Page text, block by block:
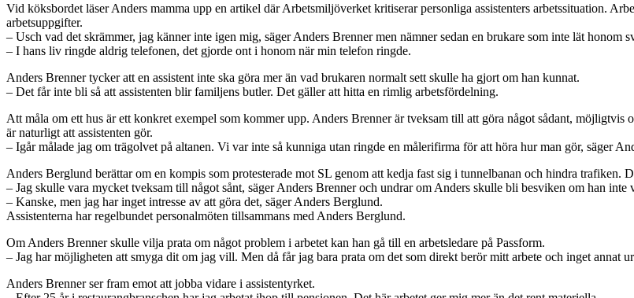
Vid köksbordet läser Anders mamma upp en artikel där Arbetsmiljöverket kritiserar personliga assistenters arbetssituation.
arbetsuppgifter.
– Usch vad det skrämmer, jag känner inte igen mig, säger Anders Brenner men nämner sedan en brukare som inte lät honom
– I hans liv ringde aldrig telefonen, det gjorde ont i honom när min telefon ringde.
Anders Brenner tycker att en assistent inte ska göra mer än vad brukaren normalt sett skulle ha gjort om han kunnat.
– Det får inte bli så att assistenten blir familjens butler. Det gäller att hitta en rimlig arbetsfördelning.
Att måla om ett hus är ett konkret exempel som kommer upp. Anders Brenner är tveksam till att göra något sådant,
är naturligt att assistenten gör.
– Igår målade jag om trägolvet på altanen. Vi var inte så kunniga utan ringde en målerifirma för att höra hur man gör, säger
Anders Berglund berättar om en kompis som protesterade mot SL genom att kedja fast sig i tunnelbanan och hindra trafiken.
– Jag skulle vara mycket tveksam till något sånt, säger Anders Brenner och undrar om Anders skulle bli besviken om han inte
– Kanske, men jag har inget intresse av att göra det, säger Anders Berglund.
Assistenterna har regelbundet personalmöten tillsammans med Anders Berglund.
Om Anders Brenner skulle vilja prata om något problem i arbetet kan han gå till en arbetsledare på Passform.
– Jag har möjligheten att smyga dit om jag vill. Men då får jag bara prata om det som direkt berör mitt arbete och inget annat
Anders Brenner ser fram emot att jobba vidare i assistentyrket.